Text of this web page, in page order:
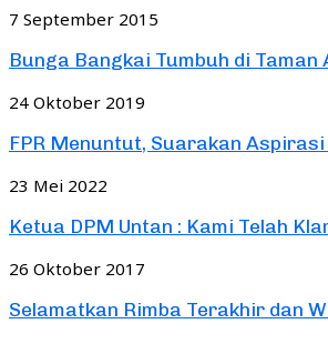
7 September 2015
Bunga Bangkai Tumbuh di Taman
24 Oktober 2019
FPR Menuntut, Suarakan
23 Mei 2022
Ketua DPM Untan : Kami Telah
26 Oktober 2017
Selamatkan Rimba Terakhir dan